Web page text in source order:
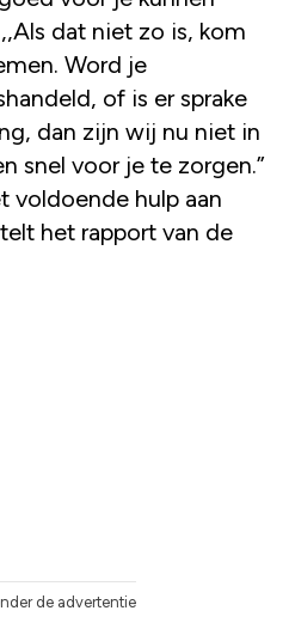
dat niet zo is, kom
Word je
of is er sprake
dan zijn wij nu niet in
snel voor je te zorgen.”
voldoende hulp aan
het rapport van de
de advertentie